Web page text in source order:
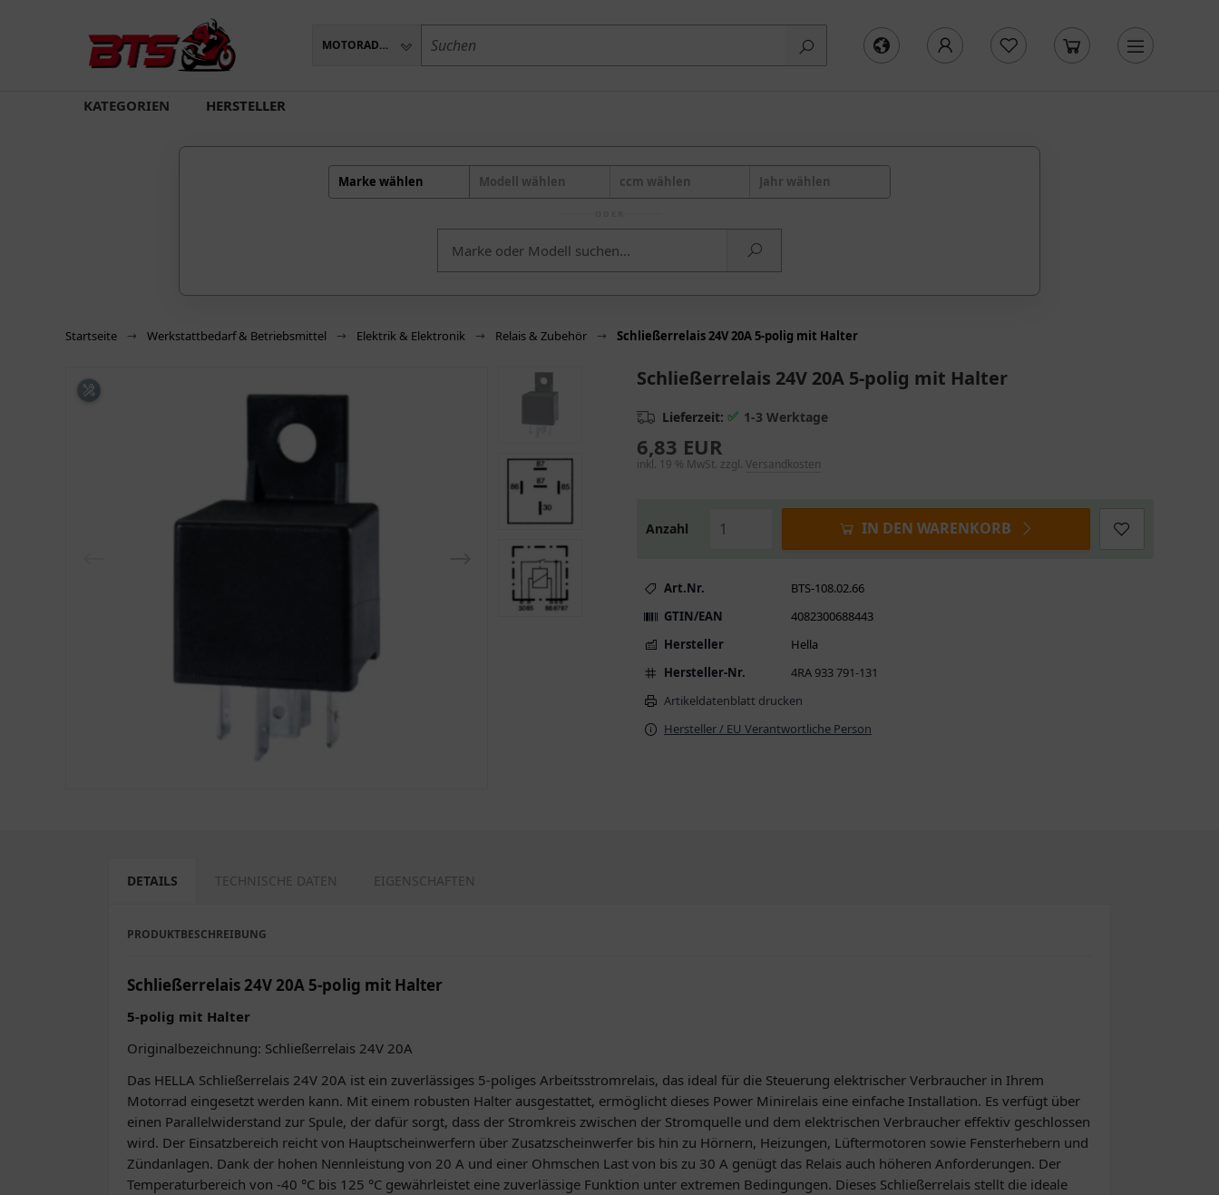
MOTORADTEILE
KATEGORIEN HERSTELLER
Marke wählen Modell wählen ccm wählen Jahr wählen
Startseite Werkstattbedarf & Betriebsmittel Elektrik & Elektronik Relais & Zubehör Schließerrelais 24V 20A 5-polig mit Halter
Schließerrelais 24V 20A 5-polig mit Halter
Lieferzeit: ✅ 1-3 Werktage
6,83 EUR
inkl. 19 % MwSt. zzgl. Versandkosten
Anzahl IN DEN WARENKORB
Art.Nr.
BTS-108.02.66
GTIN/EAN
4082300688443
Hersteller
Hella
Hersteller-Nr.
4RA 933 791-131
Artikeldatenblatt drucken
Hersteller / EU Verantwortliche Person
DETAILS TECHNISCHE DATEN EIGENSCHAFTEN
PRODUKTBESCHREIBUNG
Schließerrelais 24V 20A 5-polig mit Halter
5-polig mit Halter
Originalbezeichnung: Schließerrelais 24V 20A
Das HELLA Schließerrelais 24V 20A ist ein zuverlässiges 5-poliges Arbeitsstromrelais, das ideal für die Steuerung elektrischer Verbraucher in Ihrem
Motorrad eingesetzt werden kann. Mit einem robusten Halter ausgestattet, ermöglicht dieses Power Minirelais eine einfache Installation. Es verfügt über
einen Parallelwiderstand zur Spule, der dafür sorgt, dass der Stromkreis zwischen der Stromquelle und dem elektrischen Verbraucher effektiv geschlossen
wird. Der Einsatzbereich reicht von Hauptscheinwerfern über Zusatzscheinwerfer bis hin zu Hörnern, Heizungen, Lüftermotoren sowie Fensterhebern und
Zündanlagen. Dank der hohen Nennleistung von 20 A und einer Ohmschen Last von bis zu 30 A genügt das Relais auch höheren Anforderungen. Der
Temperaturbereich von -40 °C bis 125 °C gewährleistet eine zuverlässige Funktion unter extremen Bedingungen. Dieses Schließerrelais stellt die ideale